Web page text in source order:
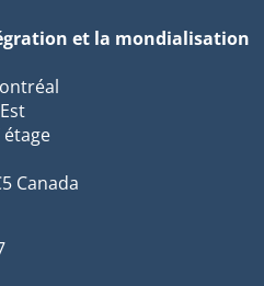
et la mondialisation
étage
Canada